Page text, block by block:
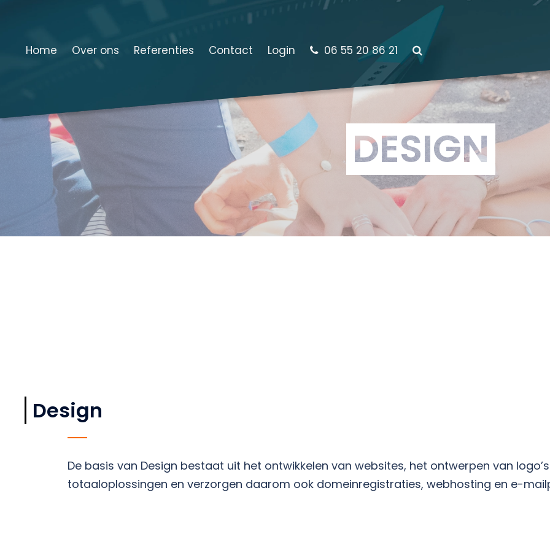
Home Over ons Referenties Contact Login 06 55 20 86 21
DESIGN
Design
De basis van Design bestaat uit het ontwikkelen van websites, het ontwerpen van
totaaloplossingen en verzorgen daarom ook domeinregistraties, webhosting en e-